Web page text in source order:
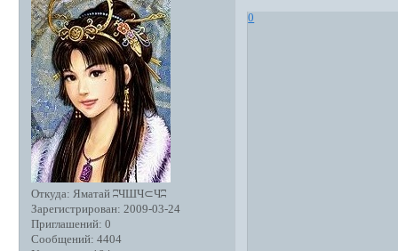
Откуда: Яматай ʭЧШЧ⊂Чʭ
Зарегистрирован: 2009-03-24
Приглашений: 0
Сообщений: 4404
0